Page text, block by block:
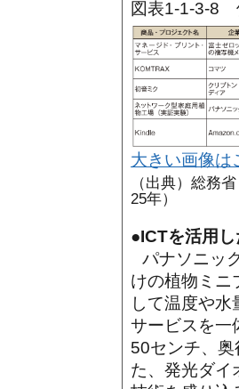
図表1-1-3-8
大きい画像は
（出典）総務
25年）
●ICTを活用
パナソニッ
けの植物ミニ
して温度や
サービスを一
50センチ、
た、発光ダイ